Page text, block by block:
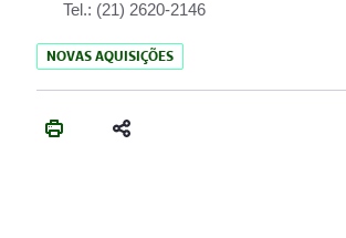
Tel.: (21) 2620-2146
NOVAS AQUISIÇÕES